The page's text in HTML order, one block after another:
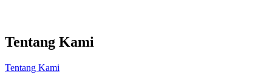
Tentang Kami
Tentang Kami